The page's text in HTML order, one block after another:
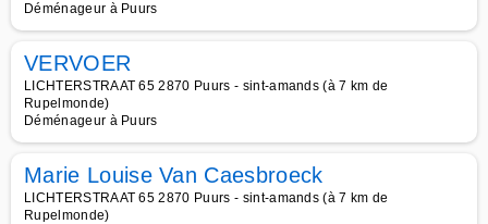
Déménageur à Puurs
VERVOER
LICHTERSTRAAT 65 2870 Puurs - sint-amands (à 7 km de
Rupelmonde)
Déménageur à Puurs
Marie Louise Van Caesbroeck
LICHTERSTRAAT 65 2870 Puurs - sint-amands (à 7 km de
Rupelmonde)